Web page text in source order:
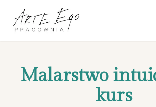
Malarstwo
kurs